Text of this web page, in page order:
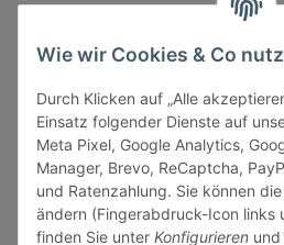
Wie wir Cookies & Co
Durch Klicken auf „Alle
Einsatz folgender Dienste auf
Meta Pixel, Google Analytics,
Manager, Brevo, ReCaptcha,
und Ratenzahlung. Sie können
ändern (Fingerabdruck-Icon links
finden Sie unter Konfigurieren
GESETZLICHE INFORMATIONEN
Vertrag